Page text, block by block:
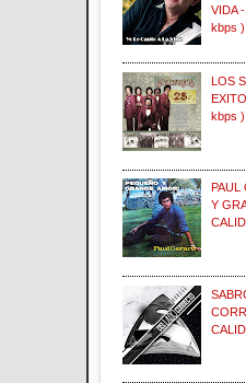
VIDA
kbps )
LOS
kbps )
PAUL
Y